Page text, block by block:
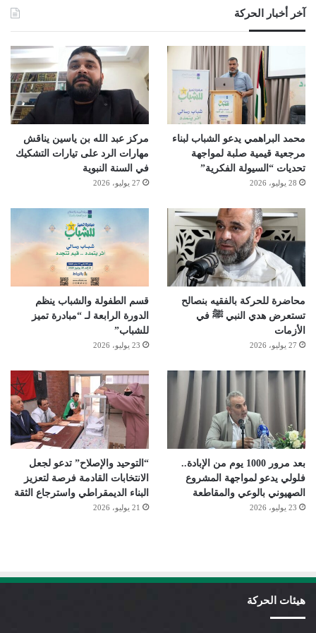
آخر أخبار الحركة
محمد البراهمي يدعو الشباب لبناء
مرجعية قيمية صلبة لمواجهة
تحديات “السيولة الفكرية”
28 يوليو، 2026
مركز عبد الله بن ياسين يناقش
مهارات الرد على تيارات التشكيك
في السنة النبوية
27 يوليو، 2026
محاضرة للحركة بالفقيه بنصالح
تستعرض هدي النبي ﷺ في
الأزمات
27 يوليو، 2026
قسم الطفولة والشباب ينظم
الدورة الرابعة لـ “مبادرة تميز
للشباب”
23 يوليو، 2026
بعد مرور 1000 يوم من الإبادة..
فلولي يدعو لمواجهة المشروع
الصهيوني بالوعي والمقاطعة
23 يوليو، 2026
“التوحيد والإصلاح” تدعو لجعل
الانتخابات القادمة فرصة لتعزيز
البناء الديمقراطي واسترجاع الثقة
21 يوليو، 2026
هيئات الحركة